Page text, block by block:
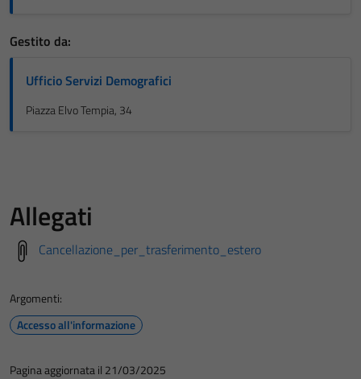
Gestito da:
Ufficio Servizi Demografici
Piazza Elvo Tempia, 34
Allegati
Cancellazione_per_trasferimento_estero
Argomenti:
Accesso all'informazione
Pagina aggiornata il 21/03/2025